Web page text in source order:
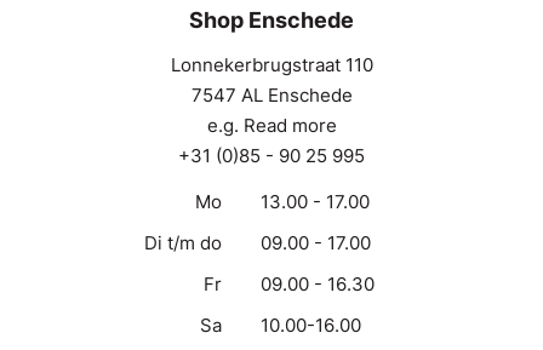
Shop Enschede
Lonnekerbrugstraat 110
7547 AL Enschede
e.g. Read more
+31 (0)85 - 90 25 995
Mo
13.00 - 17.00
Di t/m do
09.00 - 17.00
Fr
09.00 - 16.30
Sa
10.00-16.00